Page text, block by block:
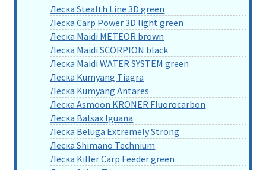
Леска Stealth Line 3D green
Леска Carp Power 3D light green
Леска Maidi METEOR brown
Леска Maidi SCORPION black
Леска Maidi WATER SYSTEM green
Леска Kumyang Tiagra
Леска Kumyang Antares
Леска Asmoon KRONER Fluorocarbon
Леска Balsax Iguana
Леска Beluga Extremely Strong
Леска Shimano Technium
Леска Killer Carp Feeder green